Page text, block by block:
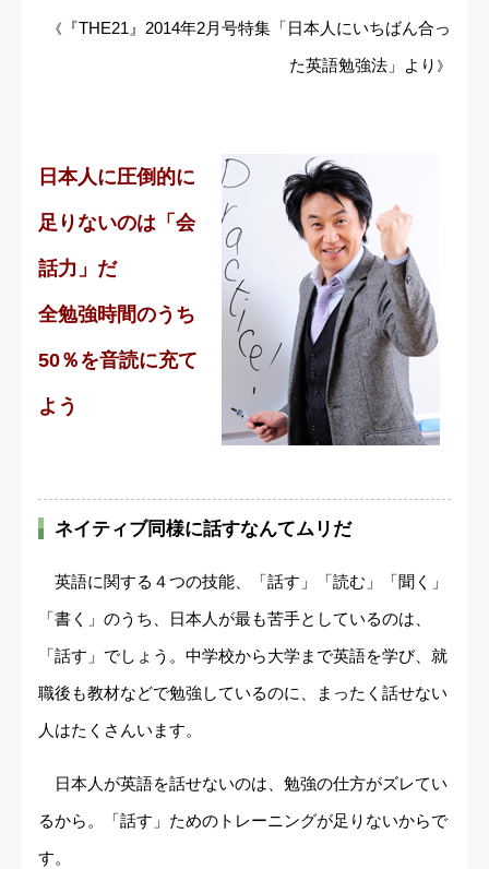
《
『THE21』2014年2月号特集「日本人にいちばん合っ
た英語勉強法」より 》
日本人に圧倒的に
足りないのは「会
話力」だ
全勉強時間のうち
50％を音読に充て
よう
ネイティブ同様に話すなんてムリだ
英語に関する４つの技能、「話す」「読む」「聞く」
「書く」のうち、日本人が最も苦手としているのは、
「話す」でしょう。中学校から大学まで英語を学び、就
職後も教材などで勉強しているのに、まったく話せない
人はたくさんいます。
日本人が英語を話せないのは、勉強の仕方がズレてい
るから。「話す」ためのトレーニングが足りないからで
す。